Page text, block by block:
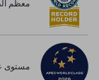
معظم
مستوى